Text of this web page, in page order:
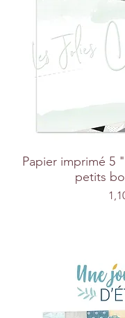
Papier imprimé 5
petits
Prix